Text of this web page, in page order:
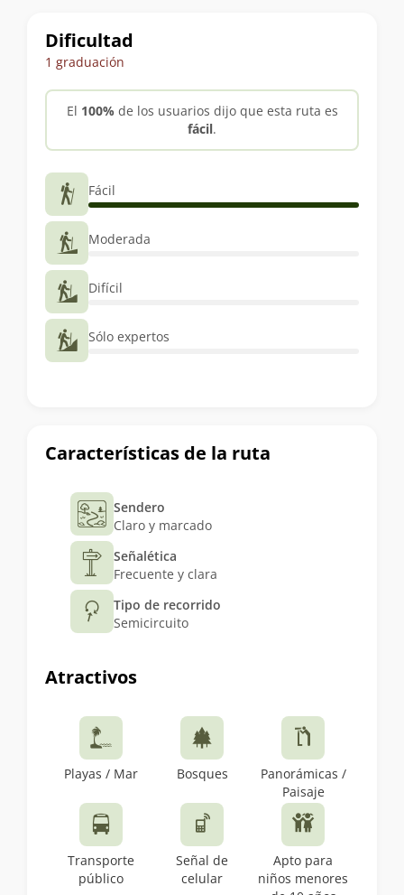
Datos
del
trekking
Características de la ruta
Sendero
Claro y marcado
Señalética
Frecuente y clara
Tipo de recorrido
Semicircuito
Atractivos
Playas / Mar Bosques
Panorámicas /
Paisaje
Transporte
público
Señal de
celular
Apto para
niños menores
Dificultad
1 graduación
El 100% de los usuarios dijo que esta ruta es
fácil.
Fácil
Moderada
Difícil
Sólo expertos